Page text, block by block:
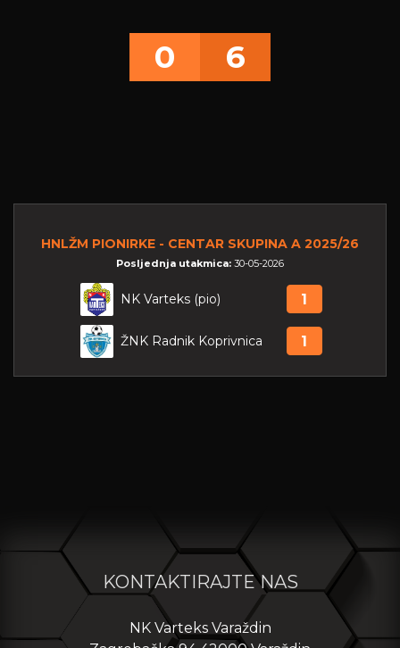
0 6
HNLŽM PIONIRKE - CENTAR SKUPINA A 2025/26
Posljednja utakmica: 30-05-2026
NK Varteks (pio) 1
ŽNK Radnik Koprivnica 1
KONTAKTIRAJTE NAS
NK Varteks Varaždin